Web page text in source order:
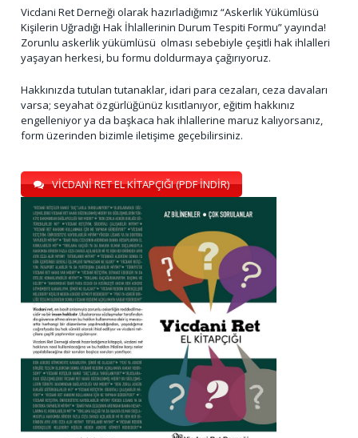
Vicdani Ret Derneği olarak hazırladığımız “Askerlik Yükümlüsü
Kişilerin Uğradığı Hak İhlallerinin Durum Tespiti Formu” yayında!
Zorunlu askerlik yükümlüsü olması sebebiyle çeşitli hak ihlalleri
yaşayan herkesi, bu formu doldurmaya çağırıyoruz.
Hakkınızda tutulan tutanaklar, idari para cezaları, ceza davaları
varsa; seyahat özgürlüğünüz kısıtlanıyor, eğitim hakkınız
engelleniyor ya da başkaca hak ihlallerine maruz kalıyorsanız,
form üzerinden bizimle iletişime geçebilirsiniz.
VİCDANİ RET EL KİTAPÇIĞI (PDF İNDİR)